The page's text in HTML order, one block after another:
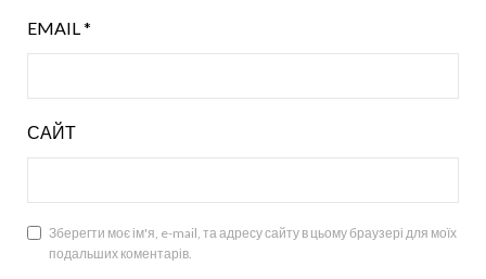
EMAIL*
САЙТ
Зберегти моє ім'я, e-mail, та адресу сайту в цьому браузері для моїх
подальших коментарів.